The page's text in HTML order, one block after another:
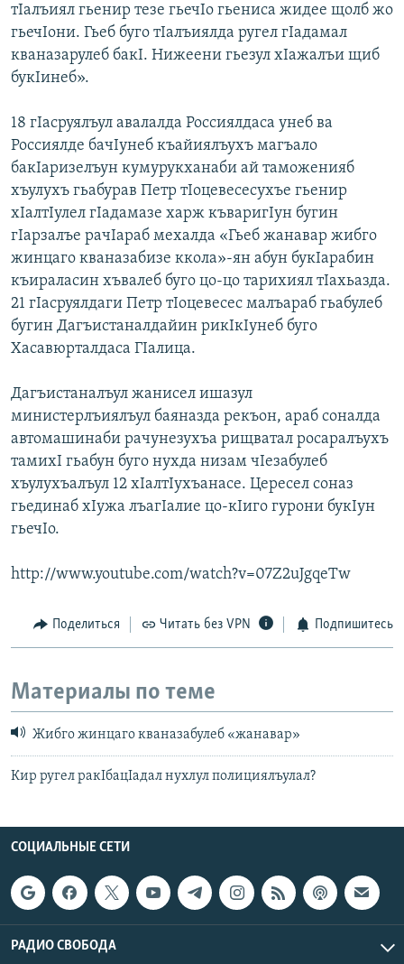
тIалъиял гьенир тезе гьечIо гьениса жидее щолб жо
гьечIони. Гьеб буго тIалъиялда ругел гIадамал
кваназарулеб бакI. Нижеени гьезул хIажалъи щиб
букIинеб».
18 гIасруялъул авалалда Россиялдаса унеб ва
Россиялде бачIунеб къайиялъухъ магъало
бакIаризелъун кумурукханаби ай таможенияб
хъулухъ гьабурав Петр тIоцевесесухъе гьенир
хIалтIулел гIадамазе харж къваригIун бугин
гIарзалъе рачIараб мехалда «Гьеб жанавар жибго
жинцаго кваназабизе ккола»-ян абун букIарабин
къираласин хъвалеб буго цо-цо тарихиял тIахьазда.
21 гIасруялдаги Петр тIоцевесес малъараб гьабулеб
бугин Дагъистаналдайин рикIкIунеб буго
Хасавюрталдаса ГIалица.
Дагъистаналъул жанисел ишазул
министерлъиялъул баяназда рекъон, араб соналда
автомашинаби рачунезухъа рищватал росаралъухъ
тамихI гьабун буго нухда низам чIезабулеб
хъулухъалъул 12 хIалтIухъанасе. Цересел соназ
гьединаб хIужа лъагIалие цо-кIиго гурони букIун
гьечIо.
http://www.youtube.com/watch?v=07Z2uJgqeTw
Поделиться Читать без VPN Подпишитесь
Материалы по теме
Жибго жинцаго кваназабулеб «жанавар»
Кир ругел ракIбацIадал нухлул полициялъулал?
СОЦИАЛЬНЫЕ СЕТИ
РАДИО СВОБОДА